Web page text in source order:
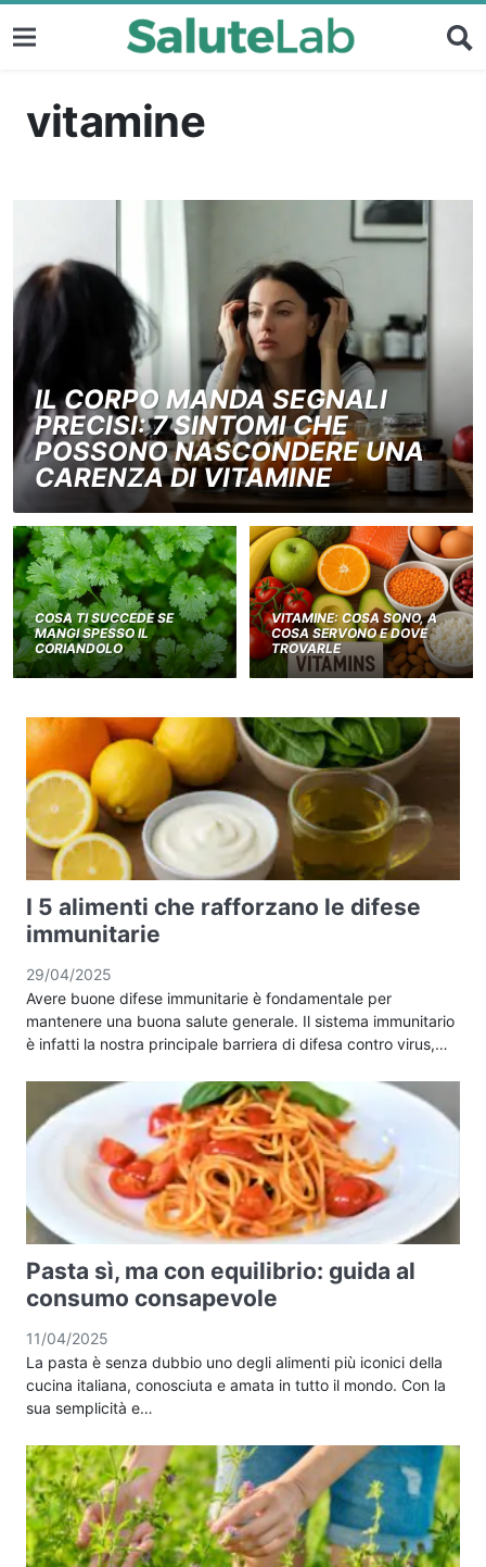
vitamine
IL CORPO MANDA SEGNALI
PRECISI: 7 SINTOMI CHE
POSSONO NASCONDERE UNA
CARENZA DI VITAMINE
COSA TI SUCCEDE SE
MANGI SPESSO IL
CORIANDOLO
VITAMINE: COSA SONO, A
COSA SERVONO E DOVE
TROVARLE
I 5 alimenti che rafforzano le difese
immunitarie
29/04/2025
Avere buone difese immunitarie è fondamentale per
mantenere una buona salute generale. Il sistema immunitario
è infatti la nostra principale barriera di difesa contro virus,…
Pasta sì, ma con equilibrio: guida al
consumo consapevole
11/04/2025
La pasta è senza dubbio uno degli alimenti più iconici della
cucina italiana, conosciuta e amata in tutto il mondo. Con la
sua semplicità e…